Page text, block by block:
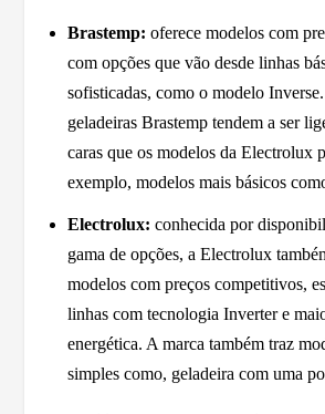
Brastemp: oferece modelos com
com opções que vão desde linhas
sofisticadas, como o modelo
geladeiras Brastemp tendem a ser
caras que os modelos da Electrolux
exemplo, modelos mais básicos
Electrolux: conhecida por
gama de opções, a Electrolux
modelos com preços competitivos,
linhas com tecnologia Inverter e
energética. A marca também traz
simples como, geladeira com uma